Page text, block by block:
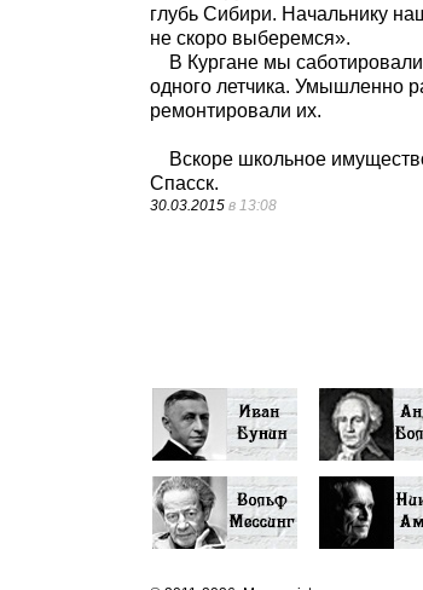
глубь Сибири. Начальнику
не скоро выберемся».
В Кургане мы
одного летчика. Умышленно
ремонтировали их.
Вскоре школьное
Спасск.
30.03.2015 в 13:08